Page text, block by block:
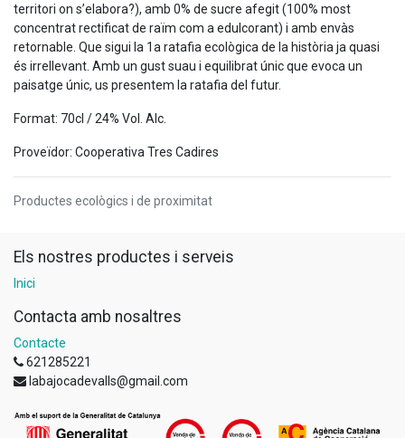
territori on s’elabora?), amb 0% de sucre afegit (100% most
concentrat rectificat de raïm com a edulcorant) i amb envàs
retornable. Que sigui la 1a ratafia ecològica de la història ja quasi
és irrellevant. Amb un gust suau i equilibrat únic que evoca un
paisatge únic, us presentem la ratafia del futur.
Format: 70cl / 24% Vol. Alc.
Proveïdor: Cooperativa Tres Cadires
Productes ecològics i de proximitat
Els nostres productes i serveis
Inici
Contacta amb nosaltres
Contacte
621285221
labajocadevalls@gmail.com